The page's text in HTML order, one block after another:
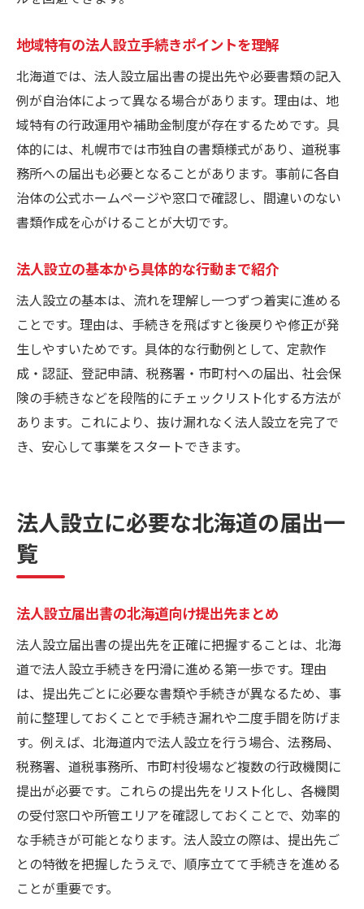
法人設立後の届出手続きを丁寧にフォロー
北海道での法人設立後の流れを完全網羅
法人設立後に必要な市町村や税務署対応
法人設立後の各種届出ポイントを紹介
設立後も安心できる法人設立の進行法
法人設立後の手続きを効率良く済ませる
法人設立の不安を解消する北海道特有のコツ
法人設立に不安を感じる方への解決策
北海道特有の法人設立サポート活用術
法人設立に役立つ実体験や体験談を紹介
法人設立の不安を減らす準備のポイント
専門家の知見を生かした法人設立成功法
地域特有の法人設立手続きポイントを理解
北海道では、法人設立届出書の提出先や必要書類の記入
例が自治体によって異なる場合があります。理由は、地
域特有の行政運用や補助金制度が存在するためです。具
体的には、札幌市では市独自の書類様式があり、道税事
務所への届出も必要となることがあります。事前に各自
治体の公式ホームページや窓口で確認し、間違いのない
書類作成を心がけることが大切です。
法人設立の基本から具体的な行動まで紹介
法人設立の基本は、流れを理解し一つずつ着実に進める
ことです。理由は、手続きを飛ばすと後戻りや修正が発
生しやすいためです。具体的な行動例として、定款作
成・認証、登記申請、税務署・市町村への届出、社会保
険の手続きなどを段階的にチェックリスト化する方法が
あります。これにより、抜け漏れなく法人設立を完了で
き、安心して事業をスタートできます。
法人設立に必要な北海道の届出一
覧
法人設立届出書の北海道向け提出先まとめ
法人設立届出書の提出先を正確に把握することは、北海
道で法人設立手続きを円滑に進める第一歩です。理由
は、提出先ごとに必要な書類や手続きが異なるため、事
前に整理しておくことで手続き漏れや二度手間を防げま
す。例えば、北海道内で法人設立を行う場合、法務局、
税務署、道税事務所、市町村役場など複数の行政機関に
提出が必要です。これらの提出先をリスト化し、各機関
の受付窓口や所管エリアを確認しておくことで、効率的
な手続きが可能となります。法人設立の際は、提出先ご
との特徴を把握したうえで、順序立てて手続きを進める
ことが重要です。